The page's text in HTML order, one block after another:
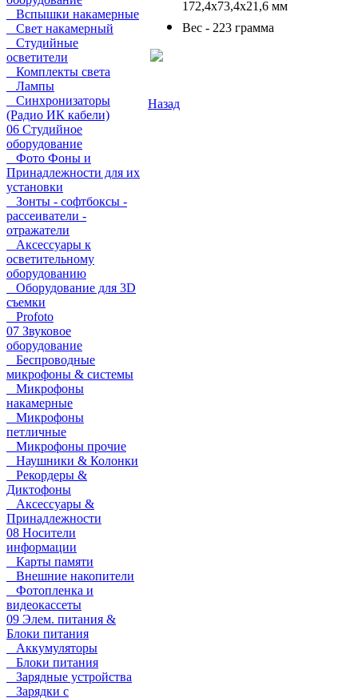
Вспышки накамерные
Свет накамерный
Студийные
осветители
Комплекты света
Лампы
Синхронизаторы
(Радио ИК кабели)
06 Студийное
оборудование
Фото Фоны и
Принадлежности для их
установки
Зонты - софтбоксы -
рассеиватели -
отражатели
Аксессуары к
осветительному
оборудованию
Оборудование для 3D
съемки
Profoto
07 Звуковое
оборудование
Беспроводные
микрофоны & системы
Микрофоны
накамерные
Микрофоны
петличные
Микрофоны прочие
Наушники & Колонки
Рекордеры &
Диктофоны
Аксессуары &
Принадлежности
08 Носители
информации
Карты памяти
Внешние накопители
Фотопленка и
видеокассеты
09 Элем. питания &
Блоки питания
Аккумуляторы
Блоки питания
Зарядные устройства
Зарядки с
172,4х73,4х21,6 мм
Вес - 223 грамма
Назад